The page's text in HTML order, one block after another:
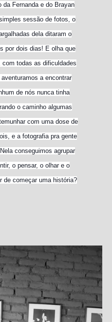
da Fernanda e do Brayan
sessão de fotos, o
dela ditaram o
por dois dias! E olha que
todas as dificuldades
a encontrar
de nós nunca tinha
o caminho algumas
com uma dose de
e a fotografia pra gente
conseguimos agrupar
o pensar, o olhar e o
de começar uma história?